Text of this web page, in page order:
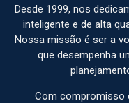
Desde 1999, nos
inteligente e de alta
Nossa missão é ser a
que desempenha
Com compromisso